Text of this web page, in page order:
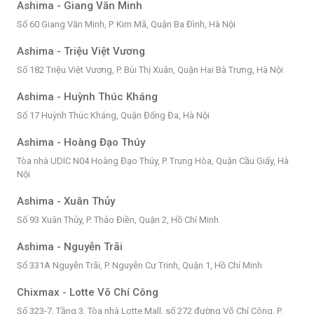
Ashima - Giang Văn Minh
Số 60 Giang Văn Minh, P. Kim Mã, Quận Ba Đình, Hà Nội
Ashima - Triệu Việt Vương
Số 182 Triệu Việt Vương, P. Bùi Thị Xuân, Quận Hai Bà Trưng, Hà Nội
Ashima - Huỳnh Thúc Kháng
Số 17 Huỳnh Thúc Kháng, Quận Đống Đa, Hà Nội
Ashima - Hoàng Đạo Thúy
Tòa nhà UDIC N04 Hoàng Đạo Thúy, P. Trung Hòa, Quận Cầu Giấy, Hà
Nội
Ashima - Xuân Thủy
Số 93 Xuân Thủy, P. Thảo Điền, Quận 2, Hồ Chí Minh
Ashima - Nguyễn Trãi
Số 331A Nguyễn Trãi, P. Nguyễn Cư Trinh, Quận 1, Hồ Chí Minh
Chixmax - Lotte Võ Chí Công
Số 323-7, Tầng 3, Tòa nhà Lotte Mall, số 272 đường Võ Chí Công, P.